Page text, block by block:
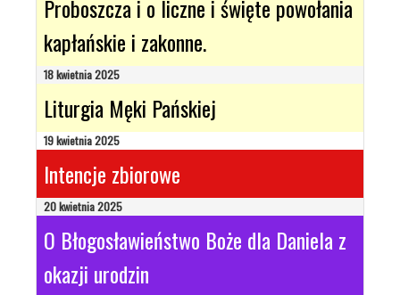
Proboszcza i o liczne i święte powołania
kapłańskie i zakonne.
18 kwietnia 2025
Liturgia Męki Pańskiej
19 kwietnia 2025
Intencje zbiorowe
20 kwietnia 2025
O Błogosławieństwo Boże dla Daniela z
okazji urodzin